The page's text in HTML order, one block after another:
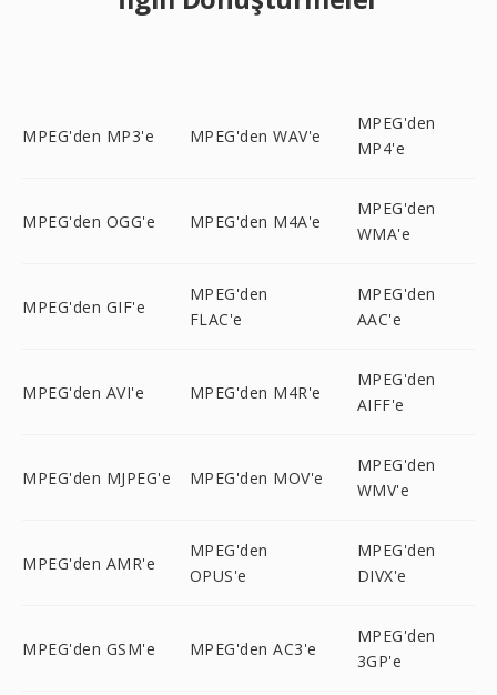
MPEG'den MP3'e MPEG'den WAV'e
MPEG'den
MP4'e
MPEG'den OGG'e MPEG'den M4A'e
MPEG'den
WMA'e
MPEG'den GIF'e
MPEG'den
FLAC'e
MPEG'den
AAC'e
MPEG'den AVI'e MPEG'den M4R'e
MPEG'den
AIFF'e
MPEG'den MJPEG'e MPEG'den MOV'e
MPEG'den
WMV'e
MPEG'den AMR'e
MPEG'den
OPUS'e
MPEG'den
DIVX'e
MPEG'den GSM'e MPEG'den AC3'e
MPEG'den
3GP'e